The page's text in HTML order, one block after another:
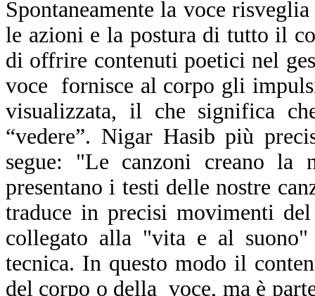
Spontaneamente la voce
le azioni e la postura di tutto il
di offrire contenuti poetici nel
voce fornisce al corpo gli
visualizzata, il che significa
“vedere”. Nigar Hasib più
segue: "Le canzoni creano la
presentano i testi delle nostre
traduce in precisi movimenti
collegato alla "vita e al
tecnica. In questo modo il
del corpo o della voce, ma è